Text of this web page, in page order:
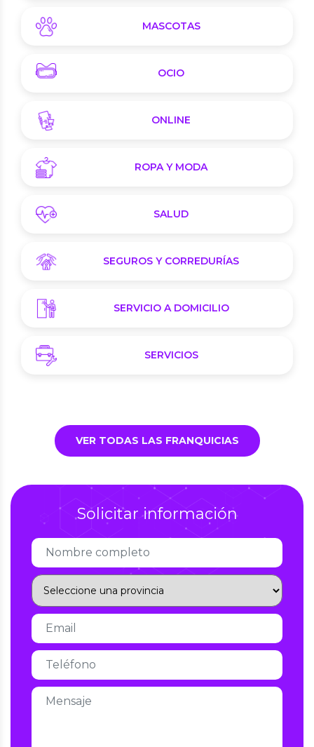
MASCOTAS
OCIO
ONLINE
ROPA Y MODA
SALUD
SEGUROS Y CORREDURÍAS
SERVICIO A DOMICILIO
SERVICIOS
VER TODAS LAS FRANQUICIAS
Solicitar información